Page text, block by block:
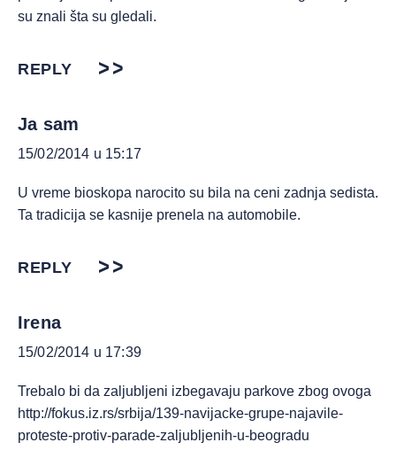
su znali šta su gledali.
REPLY
Ja sam
15/02/2014 u 15:17
U vreme bioskopa narocito su bila na ceni zadnja sedista.
Ta tradicija se kasnije prenela na automobile.
REPLY
Irena
15/02/2014 u 17:39
Trebalo bi da zaljubljeni izbegavaju parkove zbog ovoga
http://fokus.iz.rs/srbija/139-navijacke-grupe-najavile-
proteste-protiv-parade-zaljubljenih-u-beogradu